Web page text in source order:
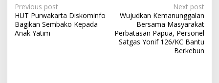
Post
navigation
Previous post
HUT Purwakarta Diskominfo
Bagikan Sembako Kepada
Anak Yatim
Next post
Wujudkan Kemanunggalan
Bersama Masyarakat
Perbatasan Papua, Personel
Satgas Yonif 126/KC Bantu
Berkebun